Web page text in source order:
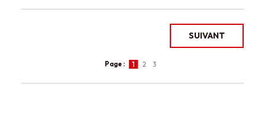
SUIVANT
Page : 1 2 3